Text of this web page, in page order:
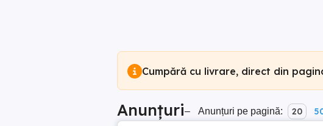
Cumpără cu livrare, direct din
Anunțuri– Anunțuri pe pagină: 20